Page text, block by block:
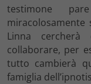
testimone
miracolosamente
Linna cercherà
collaborare, per
tutto cambierà
famiglia